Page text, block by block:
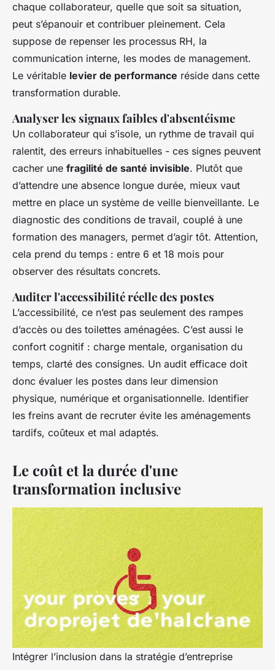
chaque collaborateur, quelle que soit sa situation,
peut s’épanouir et contribuer pleinement. Cela
suppose de repenser les processus RH, la
communication interne, les modes de management.
Le véritable levier de performance réside dans cette
transformation durable.
Analyser les signaux faibles d'absentéisme
Un collaborateur qui s’isole, un rythme de travail qui
ralentit, des erreurs inhabituelles - ces signes peuvent
cacher une fragilité de santé invisible. Plutôt que
d’attendre une absence longue durée, mieux vaut
mettre en place un système de veille bienveillante. Le
diagnostic des conditions de travail, couplé à une
formation des managers, permet d’agir tôt. Attention,
cela prend du temps : entre 6 et 18 mois pour
observer des résultats concrets.
Auditer l'accessibilité réelle des postes
L’accessibilité, ce n’est pas seulement des rampes
d’accès ou des toilettes aménagées. C’est aussi le
confort cognitif : charge mentale, organisation du
temps, clarté des consignes. Un audit efficace doit
donc évaluer les postes dans leur dimension
physique, numérique et organisationnelle. Identifier
les freins avant de recruter évite les aménagements
tardifs, coûteux et mal adaptés.
Le coût et la durée d'une
transformation inclusive
Intégrer l’inclusion dans la stratégie d’entreprise